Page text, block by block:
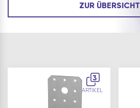
ZUR ÜBERSICHT
3
ARTIKEL